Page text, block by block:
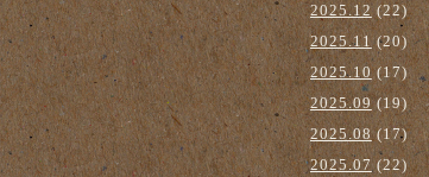
2025.12(22)
2025.11 (20)
2025.10(17)
2025.09(19)
2025.08(17)
2025.07(22)